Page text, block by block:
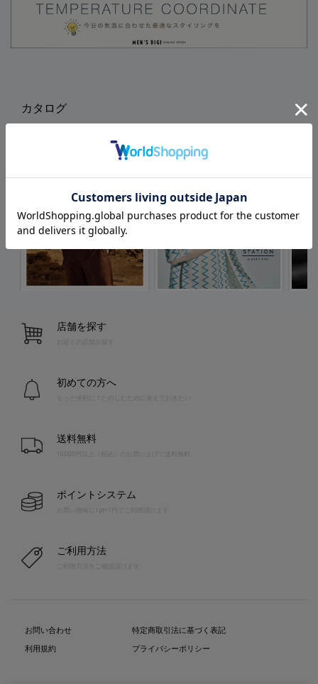
カタログ
店舗を探す
お近くの店舗を探す
初めての方へ
送料無料
10,000円以上（税込）のお買い上げで送料無料
ポイントシステム
お買い物毎に1pt=1円でご利用頂けます
ご利用方法
お問い合わせ
利用規約
特定商取引法に基づく表記
プライバシーポリシー